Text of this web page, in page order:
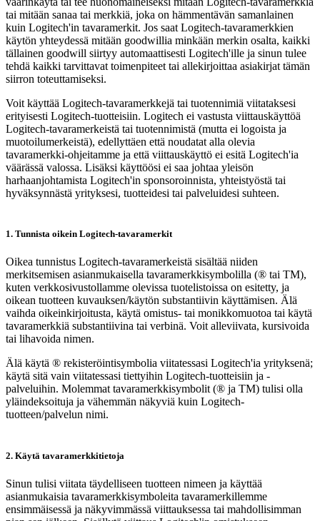
tai mitään sanaa tai merkkiä, joka on hämmentävän samanlainen
kuin Logitech'in tavaramerkit. Jos saat Logitech-tavaramerkkien
käytön yhteydessä mitään goodwillia minkään merkin osalta, kaikki
tällainen goodwill siirtyy automaattisesti Logitech'ille ja sinun tulee
tehdä kaikki tarvittavat toimenpiteet tai allekirjoittaa asiakirjat tämän
siirron toteuttamiseksi.
Voit käyttää Logitech-tavaramerkkejä tai tuotennimiä viitataksesi
erityisesti Logitech-tuotteisiin. Logitech ei vastusta viittauskäyttöä
Logitech-tavaramerkeistä tai tuotennimistä (mutta ei logoista ja
muotoilumerkeistä), edellyttäen että noudatat alla olevia
tavaramerkki-ohjeitamme ja että viittauskäyttö ei esitä Logitech'ia
väärässä valossa. Lisäksi käyttöösi ei saa johtaa yleisön
harhaanjohtamista Logitech'in sponsoroinnista, yhteistyöstä tai
hyväksynnästä yrityksesi, tuotteidesi tai palveluidesi suhteen.
1. Tunnista oikein Logitech-tavaramerkit
Oikea tunnistus Logitech-tavaramerkeistä sisältää niiden
merkitsemisen asianmukaisella tavaramerkkisymbolilla (® tai TM),
kuten verkkosivustollamme olevissa tuotelistoissa on esitetty, ja
oikean tuotteen kuvauksen/käytön substantiivin käyttämisen. Älä
vaihda oikeinkirjoitusta, käytä omistus- tai monikkomuotoa tai käytä
tavaramerkkiä substantiivina tai verbinä. Voit alleviivata, kursivoida
tai lihavoida nimen.
Älä käytä ® rekisteröintisymbolia viitatessasi Logitech'ia yrityksenä;
käytä sitä vain viitatessasi tiettyihin Logitech-tuotteisiin ja -
palveluihin. Molemmat tavaramerkkisymbolit (® ja TM) tulisi olla
yläindeksoituja ja vähemmän näkyviä kuin Logitech-
tuotteen/palvelun nimi.
2. Käytä tavaramerkkitietoja
Sinun tulisi viitata täydelliseen tuotteen nimeen ja käyttää
asianmukaisia tavaramerkkisymboleita tavaramerkillemme
ensimmäisessä ja näkyvimmässä viittauksessa tai mahdollisimman